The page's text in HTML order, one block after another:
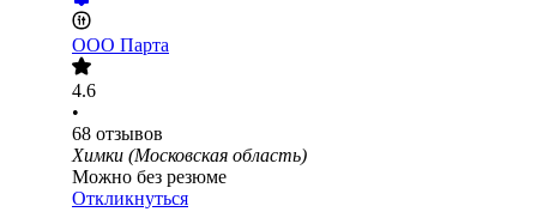
ООО Парта
4.6
•
68 отзывов
Химки (Московская область)
Можно без резюме
Откликнуться